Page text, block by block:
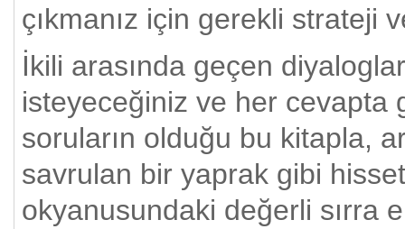
çıkmanız için gerekli strateji
İkili arasında geçen
isteyeceğiniz ve her cevapta
soruların olduğu bu kitapla,
savrulan bir yaprak gibi
okyanusundaki değerli sırra